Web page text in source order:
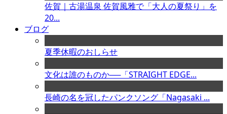
佐賀｜古湯温泉 佐賀風雅で「大人の夏祭り」を
20...
ブログ
夏季休暇のおしらせ
文化は誰のものか──「STRAIGHT EDGE...
長崎の名を冠したパンクソング「Nagasaki ...